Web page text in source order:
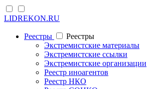
LIDREKON.RU
Реестры
Реестры
Экстремистские материалы
Экстремистские ссылки
Экстремистские организации
Реестр иноагентов
Реестр НКО